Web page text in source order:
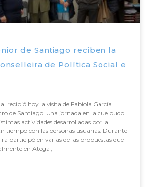
de Santiago reciben la
de Política Social e
recibió hoy la visita de Fabiola García
de Santiago. Una jornada en la que pudo
actividades desarrolladas por la
tiempo con las personas usuarias. Durante
participó en varias de las propuestas que
en Ategal,